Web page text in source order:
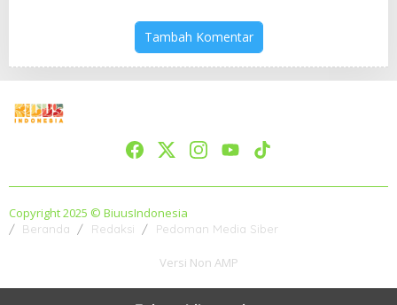
Tambah Komentar
Copyright 2025 © BiuusIndonesia
Beranda Redaksi Pedoman Media Siber
Versi Non AMP